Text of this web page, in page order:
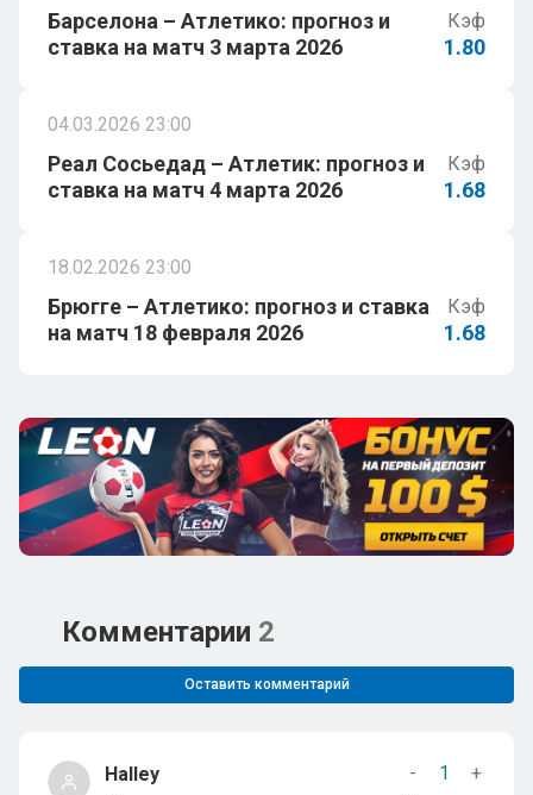
Барселона – Атлетико: прогноз и
ставка на матч 3 марта 2026
Кэф
1.80
04.03.2026 23:00
Реал Сосьедад – Атлетик: прогноз и
ставка на матч 4 марта 2026
Кэф
1.68
18.02.2026 23:00
Брюгге – Атлетико: прогноз и ставка
на матч 18 февраля 2026
Кэф
1.68
Комментарии 2
Оставить комментарий
Halley - 1
+